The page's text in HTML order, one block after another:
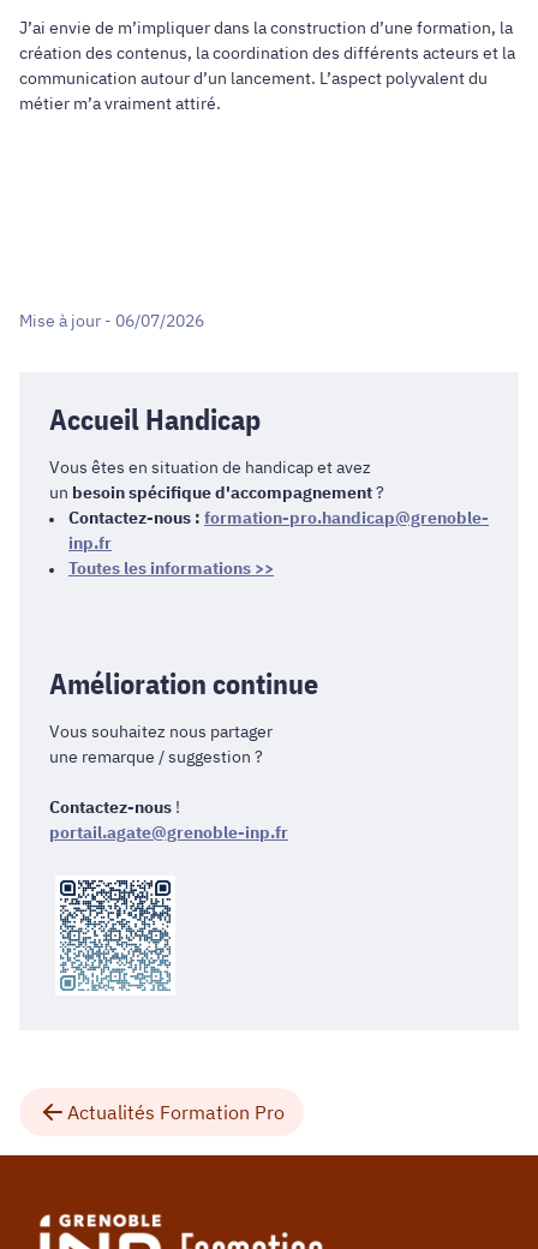
J’ai envie de m’impliquer dans la construction d’une formation, la
création des contenus, la coordination des différents acteurs et la
communication autour d’un lancement. L’aspect polyvalent du
métier m’a vraiment attiré.
Mise à jour - 06/07/2026
Accueil Handicap
Vous êtes en situation de handicap et avez
un besoin spécifique d'accompagnement?
Contactez-nous : formation-pro.handicap@grenoble-
inp.fr
Toutes les informations >>
Amélioration continue
Vous souhaitez nous partager
une remarque / suggestion ?
Contactez-nous !
portail.agate@grenoble-inp.fr
Actualités Formation Pro